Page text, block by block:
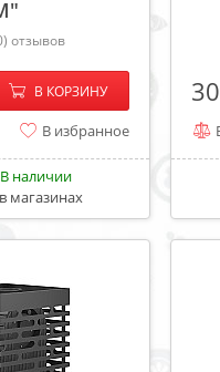
отзывов
− +
В КОРЗИНУ
В избранное
В наличии
магазинах